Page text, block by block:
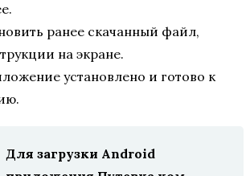
ранее скачанный файл,
на экране.
установлено и готово к
Для загрузки Android